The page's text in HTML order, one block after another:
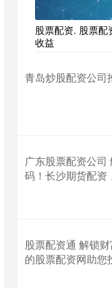
股票配资. 股票配
收益
青岛炒股配资公司
广东股票配资公司
码！长沙期货配资
股票配资通 解锁
的股票配资网助您